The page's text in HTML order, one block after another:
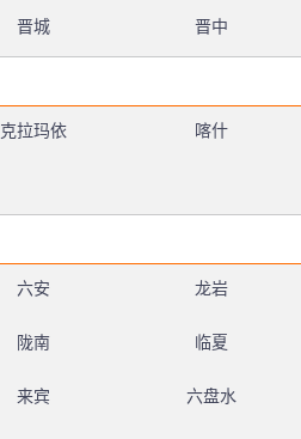
晋城 晋中
克拉玛依 喀什
六安 龙岩
陇南 临夏
来宾 六盘水